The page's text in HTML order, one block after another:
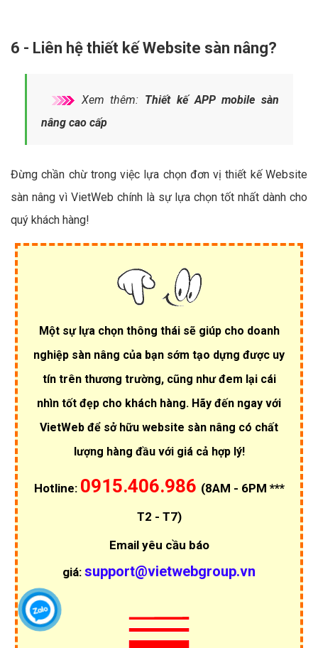
6 - Liên hệ thiết kế Website sàn nâng?
Xem thêm: Thiết kế APP mobile sàn
nâng cao cấp
Đừng chần chừ trong việc lựa chọn đơn vị thiết kế Website
sàn nâng vì VietWeb chính là sự lựa chọn tốt nhất dành cho
quý khách hàng!
Một sự lựa chọn thông thái sẽ giúp cho doanh
nghiệp sàn nâng của bạn sớm tạo dựng được uy
tín trên thương trường, cũng như đem lại cái
nhìn tốt đẹp cho khách hàng. Hãy đến ngay với
VietWeb để sở hữu website sàn nâng có chất
lượng hàng đầu với giá cả hợp lý!
Hotline: 0915.406.986 (8AM - 6PM ***
T2 - T7)
Email yêu cầu báo
giá: support@vietwebgroup.vn